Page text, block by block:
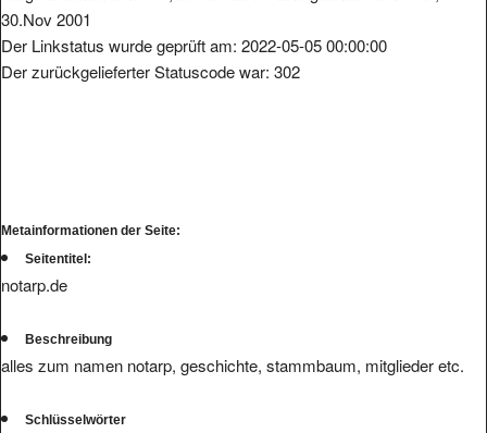
30.Nov 2001
Der Linkstatus wurde geprüft am: 2022-05-05 00:00:00
Der zurückgelieferter Statuscode war: 302
Metainformationen der Seite:
Seitentitel:
notarp.de
Beschreibung
alles zum namen notarp, geschichte, stammbaum, mitglieder etc.
Schlüsselwörter